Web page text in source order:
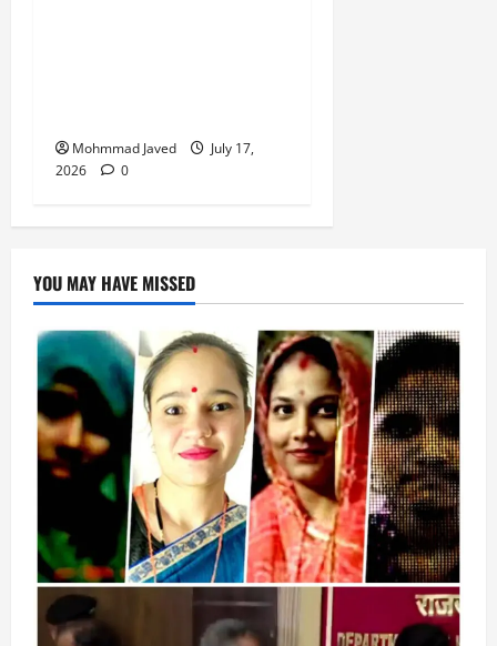
Mohmmad Javed
July 17,
2026
0
YOU MAY HAVE MISSED